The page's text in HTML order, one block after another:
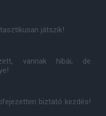
játszik!
vannak hibái, de
biztató kezdés!